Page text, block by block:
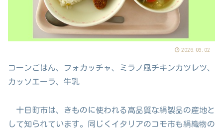
2026.03.02
コーンごはん、フォカッチャ、ミラノ風チキンカツレツ、
カッソエーラ、牛乳
十日町市は、きものに使われる高品質な絹製品の産地と
して知られています。同じくイタリアのコモ市も絹織物の